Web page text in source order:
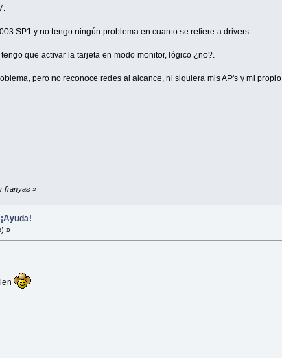
SP1 y no tengo ningún problema en cuanto se refiere a drivers.
que activar la tarjeta en modo monitor, lógico ¿no?.
pero no reconoce redes al alcance, ni siquiera mis AP's y mi
franyas »
»